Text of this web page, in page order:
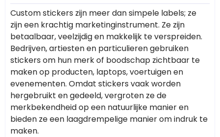
Custom stickers zijn meer dan simpele labels; ze
zijn een krachtig marketinginstrument. Ze zijn
betaalbaar, veelzijdig en makkelijk te verspreiden.
Bedrijven, artiesten en particulieren gebruiken
stickers om hun merk of boodschap zichtbaar te
maken op producten, laptops, voertuigen en
evenementen. Omdat stickers vaak worden
hergebruikt en gedeeld, vergroten ze de
merkbekendheid op een natuurlijke manier en
bieden ze een laagdrempelige manier om indruk te
maken.